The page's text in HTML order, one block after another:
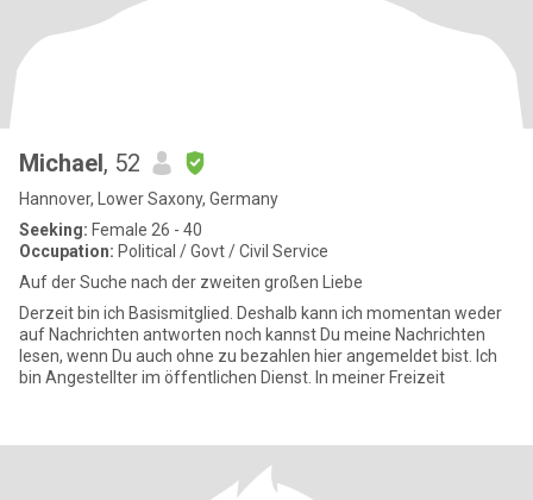
Michael, 52
Hannover, Lower Saxony, Germany
Seeking: Female 26 - 40
Occupation: Political / Govt / Civil Service
Auf der Suche nach der zweiten großen Liebe
Derzeit bin ich Basismitglied. Deshalb kann ich momentan weder
auf Nachrichten antworten noch kannst Du meine Nachrichten
lesen, wenn Du auch ohne zu bezahlen hier angemeldet bist. Ich
bin Angestellter im öffentlichen Dienst. In meiner Freizeit